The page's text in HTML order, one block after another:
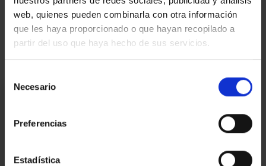
web, quienes pueden combinarla con otra información
que les haya proporcionado o que hayan recopilado a
partir del uso que haya hecho de sus servicios.
Necesario
Preferencias
Estadística
Gastos notariales y registrales, según arancel.
Mapa
Estoy interesado
Ref.:30257
Nombre